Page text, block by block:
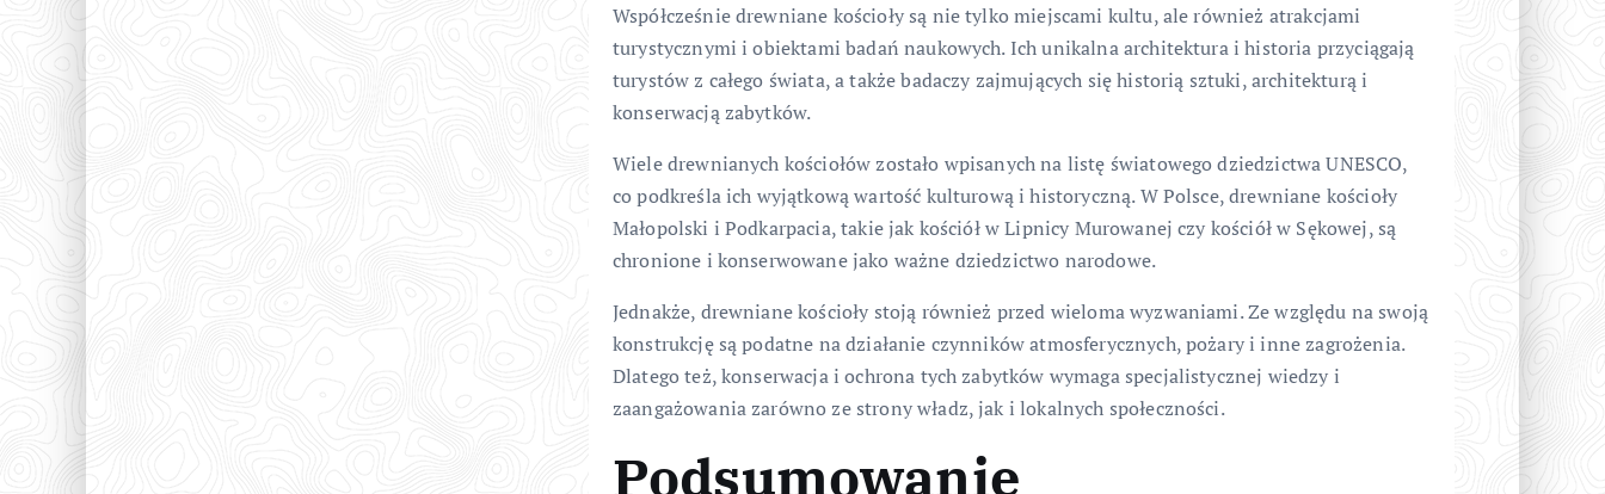
Współcześnie drewniane kościoły są nie tylko miejscami kultu, ale również atrakcjami
turystycznymi i obiektami badań naukowych. Ich unikalna architektura i historia przyciągają
turystów z całego świata, a także badaczy zajmujących się historią sztuki, architekturą i
konserwacją zabytków.
Wiele drewnianych kościołów zostało wpisanych na listę światowego dziedzictwa UNESCO,
co podkreśla ich wyjątkową wartość kulturową i historyczną. W Polsce, drewniane kościoły
Małopolski i Podkarpacia, takie jak kościół w Lipnicy Murowanej czy kościół w Sękowej, są
chronione i konserwowane jako ważne dziedzictwo narodowe.
Jednakże, drewniane kościoły stoją również przed wieloma wyzwaniami. Ze względu na swoją
konstrukcję są podatne na działanie czynników atmosferycznych, pożary i inne zagrożenia.
Dlatego też, konserwacja i ochrona tych zabytków wymaga specjalistycznej wiedzy i
zaangażowania zarówno ze strony władz, jak i lokalnych społeczności.
Podsumowanie